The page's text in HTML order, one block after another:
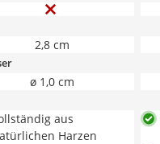
2,8 cm
ø 1,0 cm
aus
Harzen